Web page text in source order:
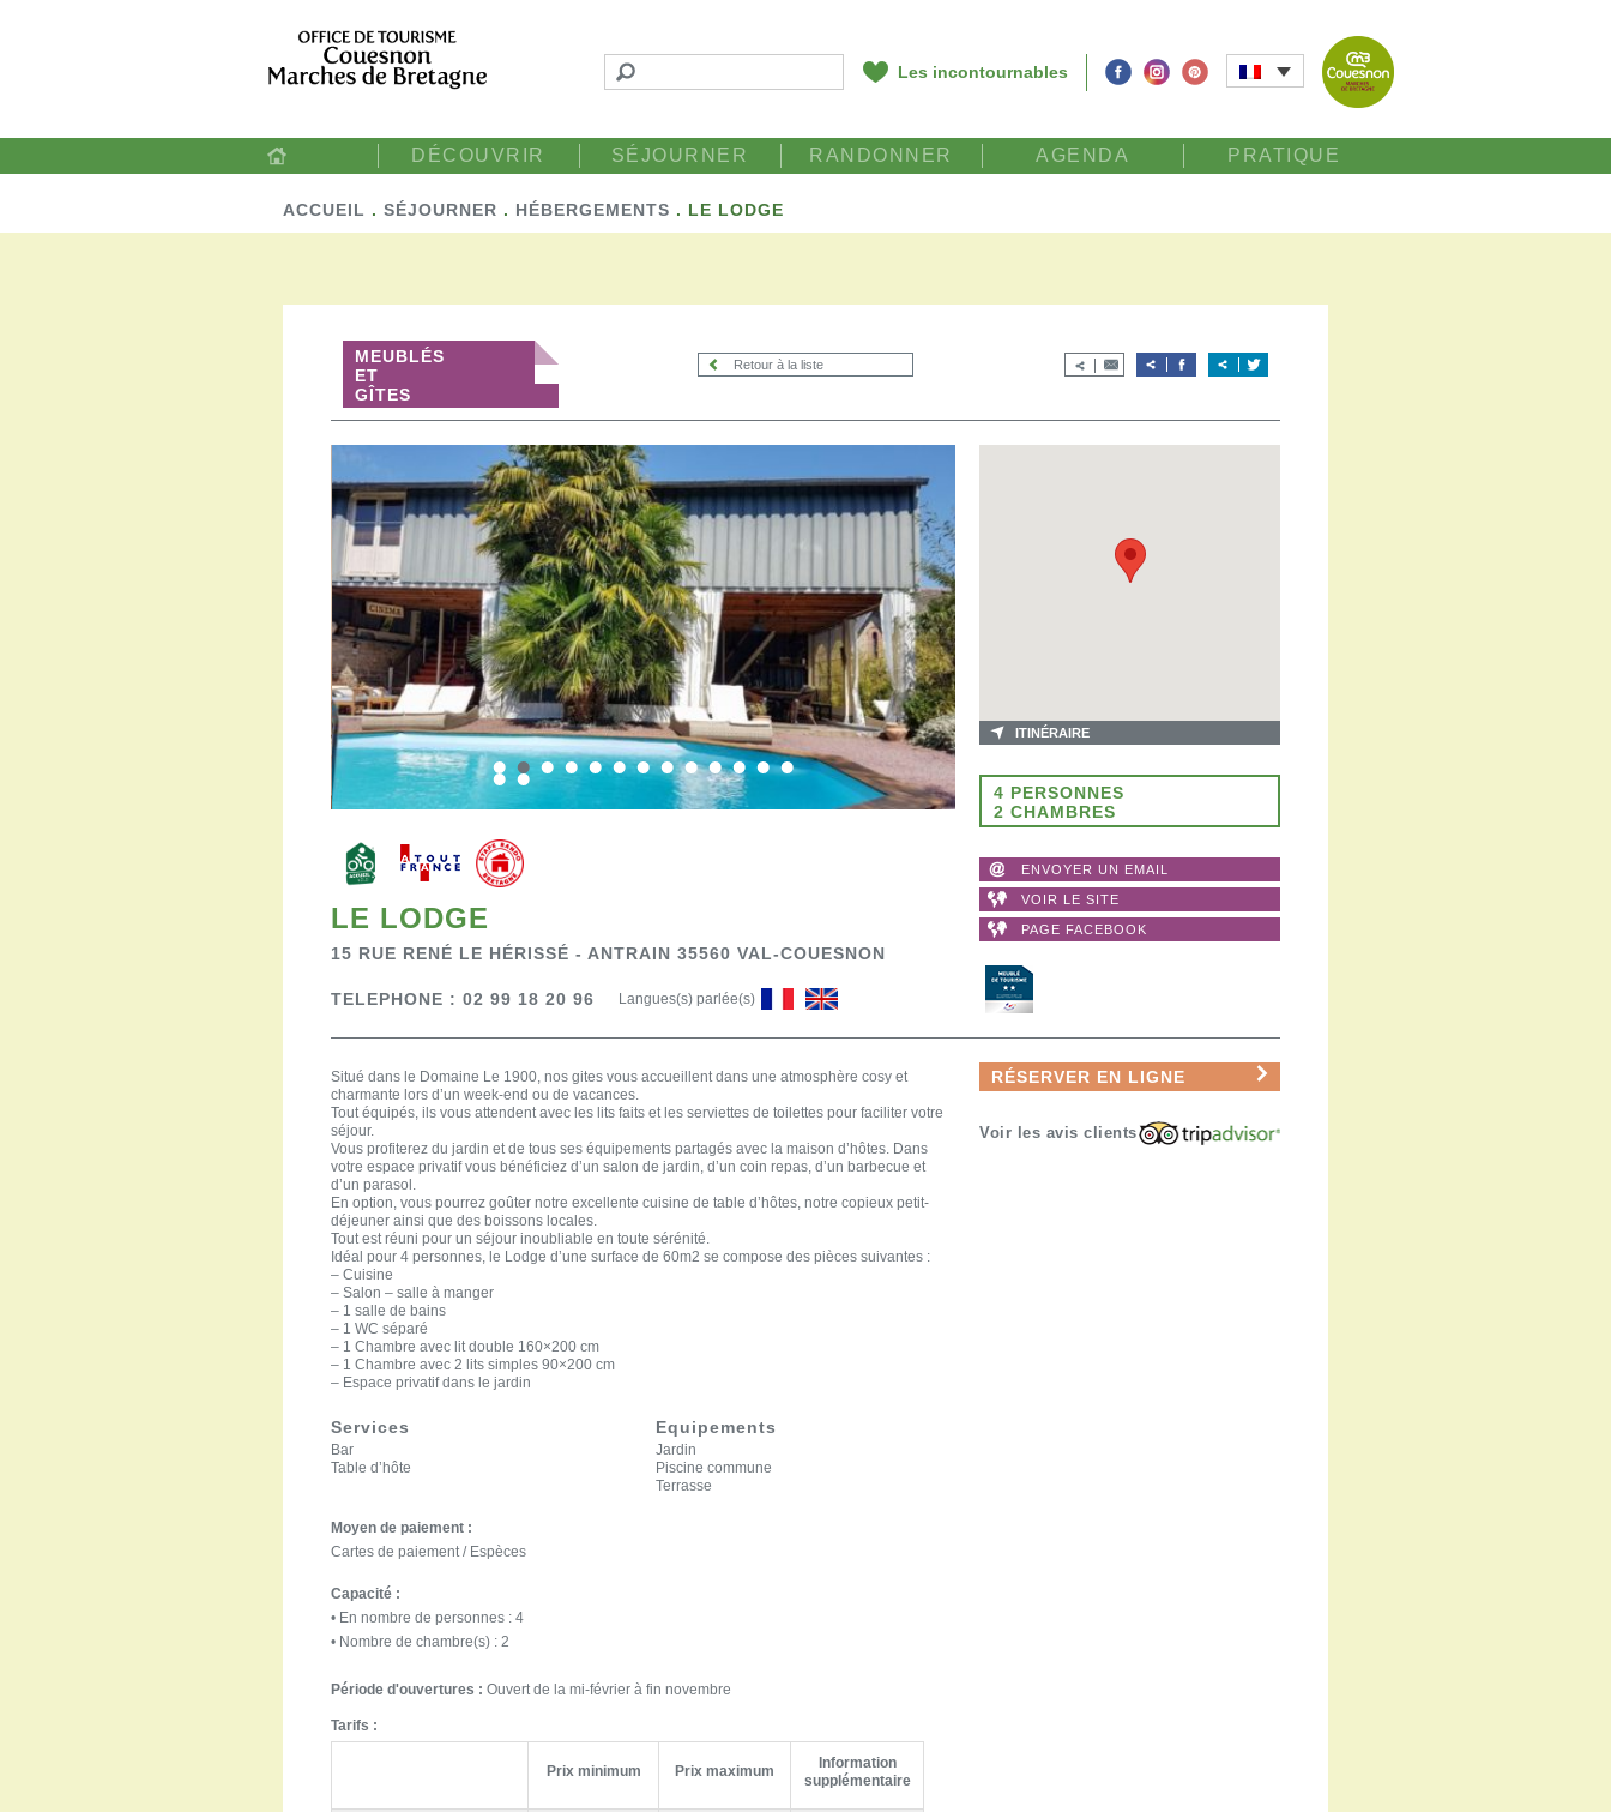
Les incontournables
DÉCOUVRIR SÉJOURNER RANDONNER AGENDA PRATIQUE
ACCUEIL .SÉJOURNER . HÉBERGEMENTS . LE LODGE
MEUBLÉS
ET
GÎTES
Retour à la liste
LE LODGE
15 RUE RENÉ LE HÉRISSÉ - ANTRAIN 35560 VAL-COUESNON
TELEPHONE : 02 99 18 20 96 Langues(s) parlée(s)
ITINÉRAIRE
4 PERSONNES
2 CHAMBRES
ENVOYER UN EMAIL
VOIR LE SITE
PAGE FACEBOOK
Situé dans le Domaine Le 1900, nos gites vous accueillent dans une atmosphère cosy et
charmante lors d’un week-end ou de vacances.
Tout équipés, ils vous attendent avec les lits faits et les serviettes de toilettes pour faciliter votre
séjour.
Vous profiterez du jardin et de tous ses équipements partagés avec la maison d’hôtes. Dans
votre espace privatif vous bénéficiez d’un salon de jardin, d’un coin repas, d’un barbecue et
d’un parasol.
En option, vous pourrez goûter notre excellente cuisine de table d’hôtes, notre copieux petit-
déjeuner ainsi que des boissons locales.
Tout est réuni pour un séjour inoubliable en toute sérénité.
Idéal pour 4 personnes, le Lodge d’une surface de 60m2 se compose des pièces suivantes :
– Cuisine
– Salon – salle à manger
– 1 salle de bains
– 1 WC séparé
– 1 Chambre avec lit double 160×200 cm
– 1 Chambre avec 2 lits simples 90×200 cm
– Espace privatif dans le jardin
Services
Bar
Table d’hôte
Equipements
Jardin
Piscine commune
Terrasse
Moyen de paiement :
Cartes de paiement / Espèces
Capacité :
• En nombre de personnes : 4
• Nombre de chambre(s) : 2
Période d'ouvertures : Ouvert de la mi-février à fin novembre
Tarifs :
Prix minimum Prix maximum
Information
supplémentaire
RÉSERVER EN LIGNE
Voir les avis clients